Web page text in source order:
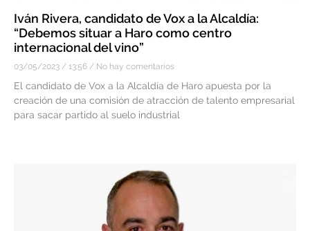
Iván Rivera, candidato de Vox a la Alcaldía:
“Debemos situar a Haro como centro
internacional del vino”
03/05/2023 13:56 No hay comentarios
El candidato de Vox a la Alcaldía de Haro apuesta por la
creación de una comisión de atracción de talento empresarial
para sacar partido al suelo industrial